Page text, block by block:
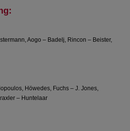
Aogo – Badelj, Rincon – Beister,
Höwedes, Fuchs – J. Jones,
– Huntelaar